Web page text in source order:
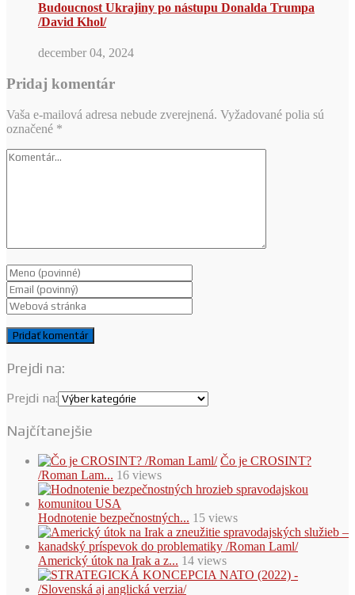
Budoucnost Ukrajiny po nástupu Donalda Trumpa
/David Khol/
december 04, 2024
Pridaj komentár
Vaša e-mailová adresa nebude zverejnená. Vyžadované polia sú
označené *
Prejdi na:
Prejdi na:
Najčítanejšie
Čo je CROSINT?
/Roman Lam... 16 views
Hodnotenie bezpečnostných... 15 views
Americký útok na Irak a z... 14 views